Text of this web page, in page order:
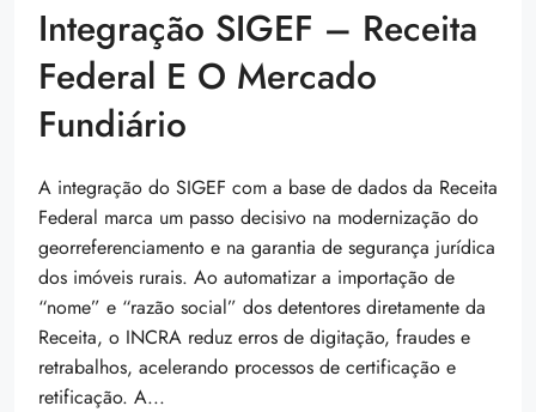
Integração SIGEF – Receita
Federal E O Mercado
Fundiário
A integração do SIGEF com a base de dados da Receita
Federal marca um passo decisivo na modernização do
georreferenciamento e na garantia de segurança jurídica
dos imóveis rurais. Ao automatizar a importação de
“nome” e “razão social” dos detentores diretamente da
Receita, o INCRA reduz erros de digitação, fraudes e
retrabalhos, acelerando processos de certificação e
retificação. A...